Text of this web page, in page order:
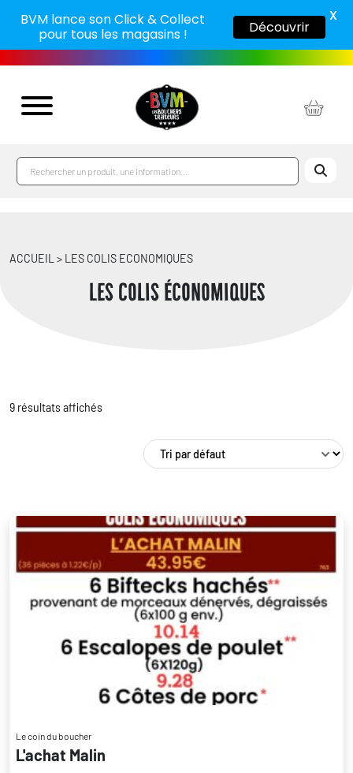
ACCUEIL > LES COLIS ECONOMIQUES
Les colis économiques
9 résultats affichés
Le coin du boucher
L'achat Malin
BVM lance son Click & Collect
pour tous les magasins !
Découvrir
X